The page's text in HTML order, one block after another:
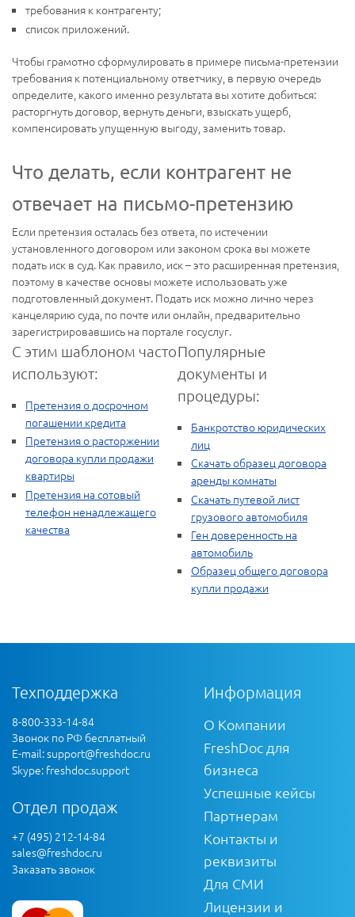
требования к контрагенту;
список приложений.
Чтобы грамотно сформулировать в примере письма-претензии
требования к потенциальному ответчику, в первую очередь
определите, какого именно результата вы хотите добиться:
расторгнуть договор, вернуть деньги, взыскать ущерб,
компенсировать упущенную выгоду, заменить товар.
Что делать, если контрагент не
отвечает на письмо-претензию
Если претензия осталась без ответа, по истечении
установленного договором или законом срока вы можете
подать иск в суд. Как правило, иск – это расширенная претензия,
поэтому в качестве основы можете использовать уже
подготовленный документ. Подать иск можно лично через
канцелярию суда, по почте или онлайн, предварительно
зарегистрировавшись на портале госуслуг.
С этим шаблоном часто
используют:
Претензия о досрочном
погашении кредита
Претензия о расторжении
договора купли продажи
квартиры
Претензия на сотовый
телефон ненадлежащего
качества
Популярные
документы и
процедуры:
Банкротство юридических
лиц
Скачать образец договора
аренды комнаты
Скачать путевой лист
грузового автомобиля
Ген доверенность на
автомобиль
Образец общего договора
купли продажи
Техподдержка
8-800-333-14-84
Звонок по РФ бесплатный
E-mail:support@freshdoc.ru
Skype: freshdoc.support
Отдел продаж
+7 (495) 212-14-84
sales@freshdoc.ru
Заказать звонок
Информация
О Компании
FreshDoc для
бизнеса
Успешные кейсы
Партнерам
Контакты и
реквизиты
Для СМИ
Лицензии и